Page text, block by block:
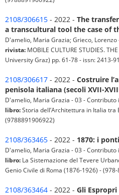
2108/306615 - 2022 - The
a transcultural tool the case of
D'amelio, Maria Grazia; Grieco,
rivista: MOBILE CULTURE STUDIES.
University Graz) pp. 61-78 - issn: 2413-
2108/306617 - 2022 - Costruire
penisola italiana (secoli XVII-
D'amelio, Maria Grazia - 03 - Contributo
libro:Storia dell’Architettura in Italia tra
(9788891906922)
2108/363465 - 2022 - 1870: i
D'amelio, Maria Grazia - 03 - Contributo
libro: La Sistemazione del Tevere
Genio Civile di Roma (1876-1926) -
2108/363464 - 2022 - Gli Espropri